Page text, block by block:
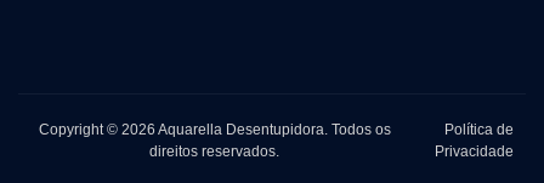
Copyright © 2026 Aquarella Desentupidora. Todos os
direitos reservados.
Política de
Privacidade